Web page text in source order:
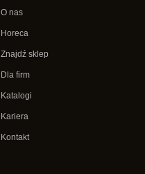
O nas
Horeca
Znajdź sklep
Dla firm
Katalogi
Kariera
Kontakt